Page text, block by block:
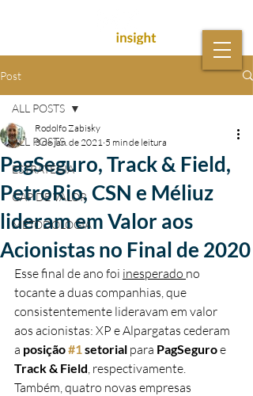
Post
ALL POSTS
ESTRATÉGIA
GAP DE VALOR
METODOLOGIA
ALL POSTS
PagSeguro, Track & Field,
PetroRio, CSN e Méliuz
lideram em Valor aos
Acionistas no Final de 2020
Rodolfo Zabisky
3 de jan. de 2021 5 min de leitura
Esse final de ano foi inesperado no
tocante a duas companhias, que
consistentemente lideravam em valor
aos acionistas: XP e Alpargatas cederam
a posição #1 setorial para PagSeguro e
Track & Field, respectivamente.
Também, quatro novas empresas